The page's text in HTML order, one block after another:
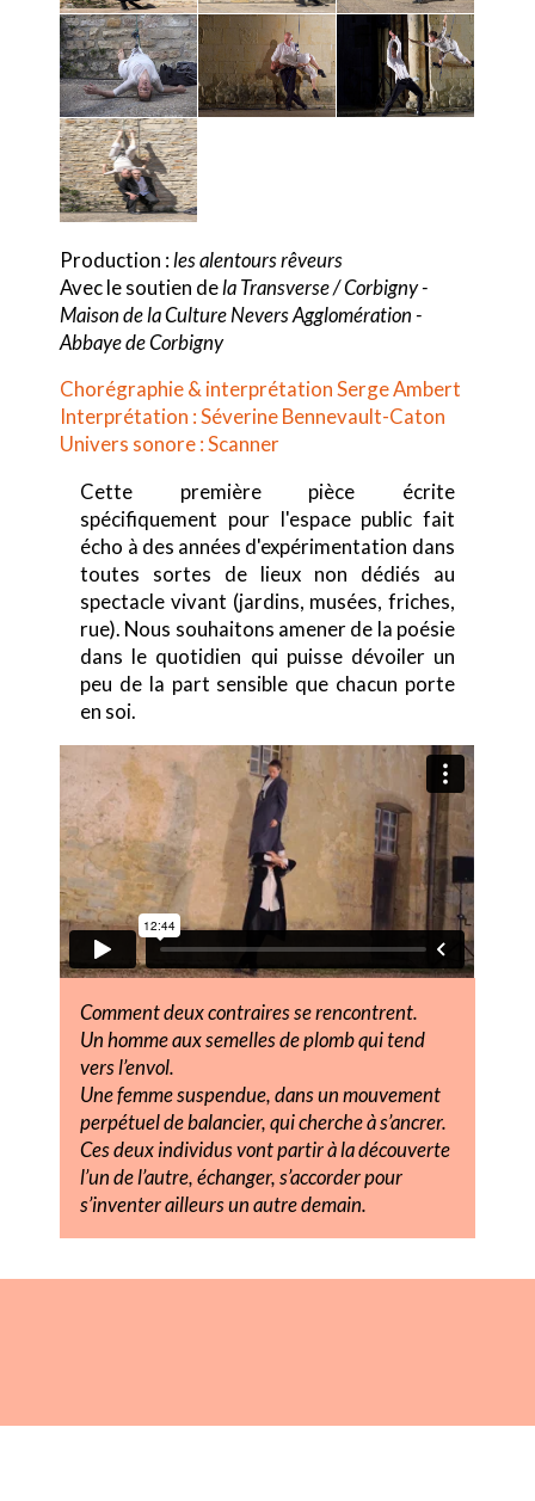
Production :les alentours rêveurs
Avec le soutien dela Transverse / Corbigny -
Maison de la Culture Nevers Agglomération -
Abbaye de Corbigny
Chorégraphie & interprétation Serge Ambert
Interprétation : Séverine Bennevault-Caton
Univers sonore : Scanner
Cette première pièce écrite
spécifiquement pour l'espace public fait
écho à des années d'expérimentation dans
toutes sortes de lieux non dédiés au
spectacle vivant (jardins, musées, friches,
rue). Nous souhaitons amener de la poésie
dans le quotidien qui puisse dévoiler un
peu de la part sensible que chacun porte
en soi.
Comment deux contraires se rencontrent.
Un homme aux semelles de plomb qui tend
vers l’envol.
Une femme suspendue, dans un mouvement
perpétuel de balancier, qui cherche à s’ancrer.
Ces deux individus vont partir à la découverte
l’un de l’autre, échanger, s’accorder pour
s’inventer ailleurs un autre demain.